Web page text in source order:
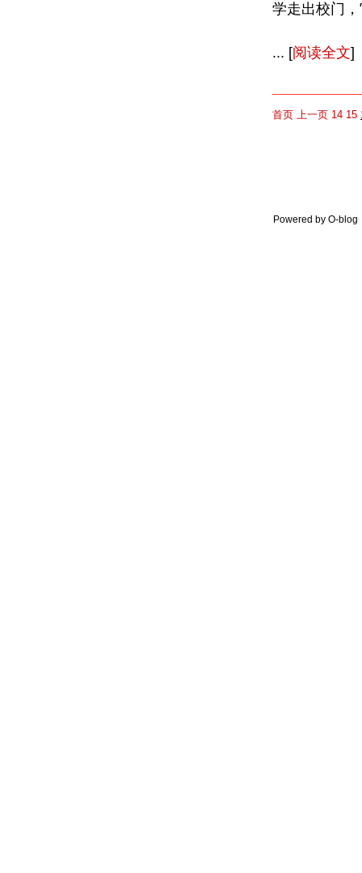
学走出校门
... [阅读全文]
首页 上一页 14 15
Powered by O-